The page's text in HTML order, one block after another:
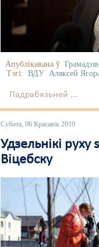
Апублікавана ў
Тэгі:
ВДУ Аляксей
Падрабязьней ...
Субота, 06 Красавік 2019
Удзельнікі
Віцебску